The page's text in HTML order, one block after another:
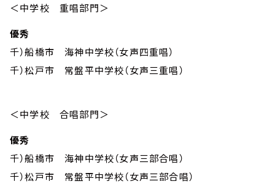
＜中学校 重唱部門＞
優秀
千）船橋市 海神中学校（女声四重唱）
千）松戸市 常盤平中学校（女声三重唱）
＜中学校 合唱部門＞
優秀
千）船橋市 海神中学校（女声三部合唱）
千）松戸市 常盤平中学校（女声三部合唱）